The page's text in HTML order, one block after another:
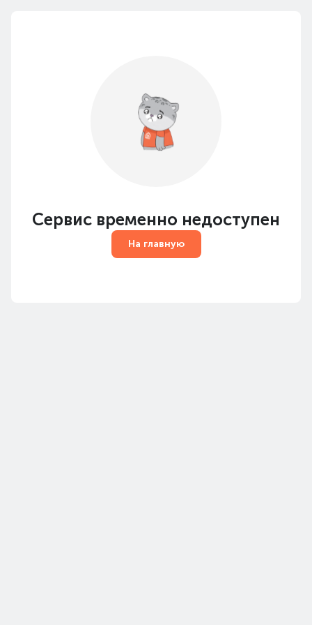
Сервис временно недоступен
На главную